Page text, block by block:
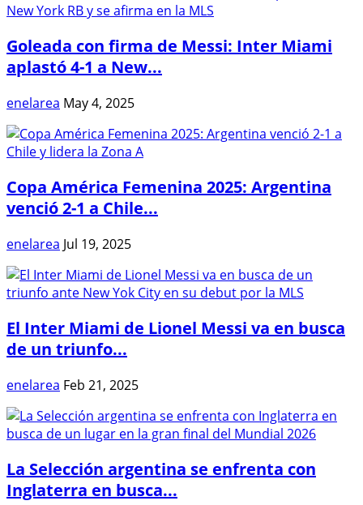
Goleada con firma de Messi: Inter Miami
aplastó 4-1 a New...
enelarea May 4, 2025
Copa América Femenina 2025: Argentina
venció 2-1 a Chile...
enelarea Jul 19, 2025
El Inter Miami de Lionel Messi va en busca
de un triunfo...
enelarea Feb 21, 2025
La Selección argentina se enfrenta con
Inglaterra en busca...